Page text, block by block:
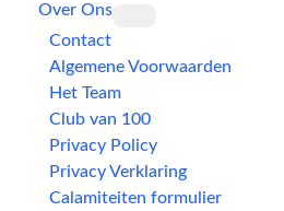
Over Ons
Contact
Algemene Voorwaarden
Het Team
Club van 100
Privacy Policy
Privacy Verklaring
Calamiteiten formulier